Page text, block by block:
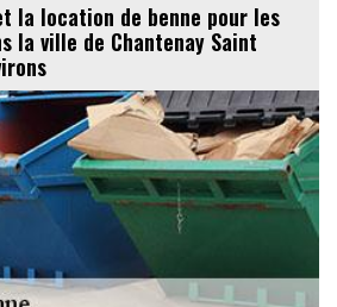
la location de benne pour les
la ville de Chantenay Saint